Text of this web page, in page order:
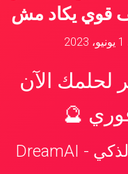
قوي يكاد مش
1 يونيو، 2023
الآن
🔮
📱 تطبيق تفسير الأحلام الذكي - DreamAI